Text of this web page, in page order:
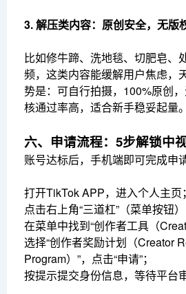
3. 解压类内容：原创安全，无版
比如修牛蹄、洗地毯、切肥皂、
频，这类内容能缓解用户焦虑，
势是：可自行拍摄，100%原创
核通过率高，适合新手稳妥起量。
六、申请流程：5步解锁中
账号达标后，手机端即可完成申
打开TikTok APP，进入个人主页；
点击右上角“三道杠”（菜单按钮）
在菜单中找到“创作者工具（
选择“创作者奖励计划（Creator
Program）”，点击“申请”；
按提示提交身份信息，等待平台